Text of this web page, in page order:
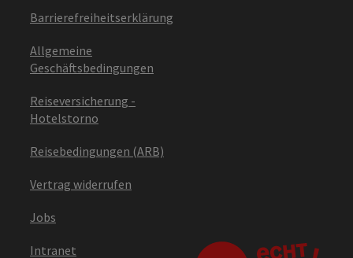
Barrierefreiheitserklärung
Allgemeine
Geschäftsbedingungen
Reiseversicherung -
Hotelstorno
Reisebedingungen (ARB)
Vertrag widerrufen
Jobs
Intranet